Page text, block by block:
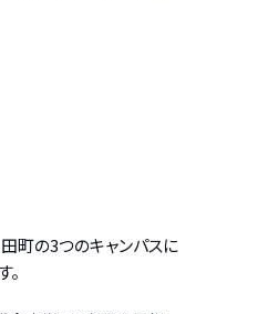
町の3つのキャンパスに